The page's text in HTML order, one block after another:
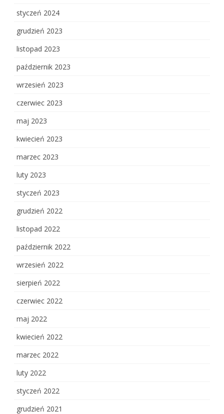
styczeń 2024
grudzień 2023
listopad 2023
październik 2023
wrzesień 2023
czerwiec 2023
maj 2023
kwiecień 2023
marzec 2023
luty 2023
styczeń 2023
grudzień 2022
listopad 2022
październik 2022
wrzesień 2022
sierpień 2022
czerwiec 2022
maj 2022
kwiecień 2022
marzec 2022
luty 2022
styczeń 2022
grudzień 2021